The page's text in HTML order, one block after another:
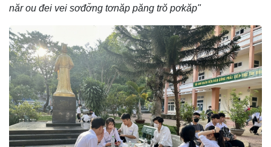
năr ou đei vei sơđơ̆ng tơnăp păng trŏ pơkăp"